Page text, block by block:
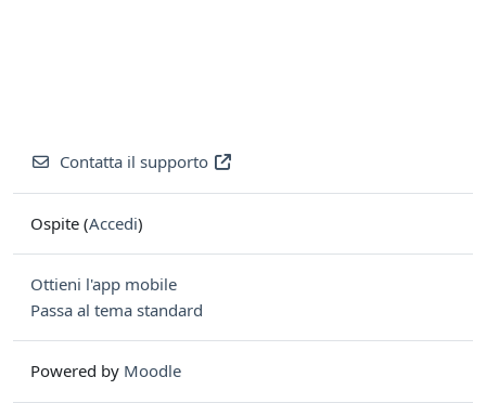
Contatta il supporto
Ospite (Accedi)
Ottieni l'app mobile
Passa al tema standard
Powered by Moodle